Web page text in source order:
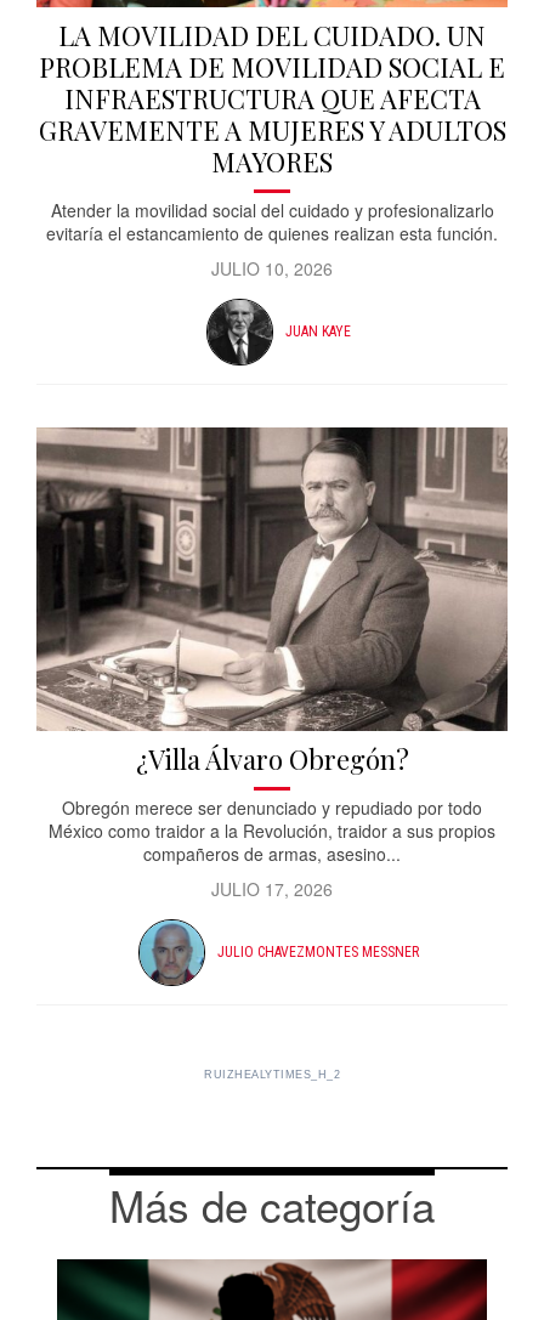
LA MOVILIDAD DEL CUIDADO. UN
PROBLEMA DE MOVILIDAD SOCIAL E
INFRAESTRUCTURA QUE AFECTA
GRAVEMENTE A MUJERES Y ADULTOS
MAYORES
Atender la movilidad social del cuidado y profesionalizarlo
evitaría el estancamiento de quienes realizan esta función.
JULIO 10, 2026
JUAN KAYE
¿Villa Álvaro Obregón?
Obregón merece ser denunciado y repudiado por todo
México como traidor a la Revolución, traidor a sus propios
compañeros de armas, asesino...
JULIO 17, 2026
JULIO CHAVEZMONTES MESSNER
RUIZHEALYTIMES_H_2
Más de categoría